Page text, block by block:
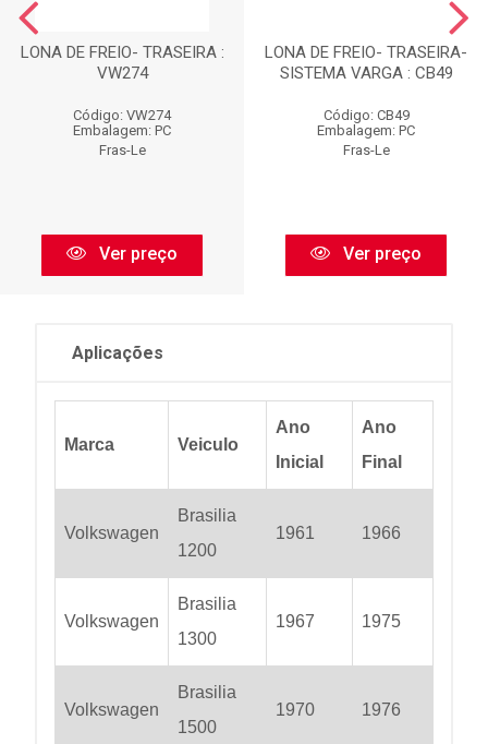
LONA DE FREIO- TRASEIRA :
VW274
Código: VW274
Embalagem: PC
Fras-Le
Ver preço
LONA DE FREIO- TRASEIRA-
SISTEMA VARGA : CB49
Código: CB49
Embalagem: PC
Fras-Le
Ver preço
Aplicações
Marca Veiculo
Ano
Inicial
Ano
Final
Volkswagen
Brasilia
1200
1961 1966
Volkswagen
Brasilia
1300
1967 1975
Volkswagen
Brasilia
1500
1970 1976